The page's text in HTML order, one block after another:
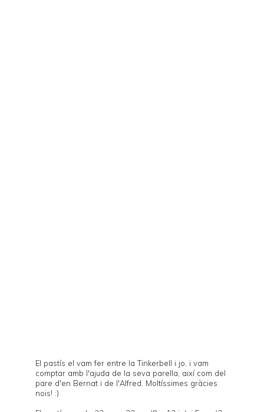
El pastís el vam fer entre laTinkerbell i jo, i vam
comptar amb l'ajuda de la seva parella, així com del
pare d'en Bernat i de l'Alfred. Moltíssimes gràcies
nois! :)